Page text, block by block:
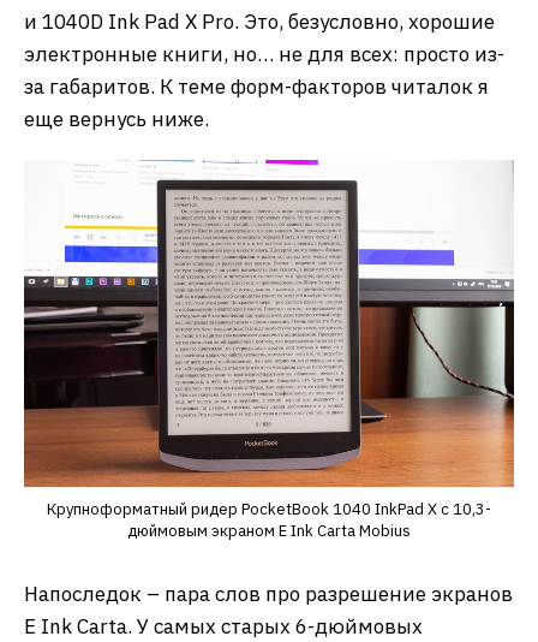
и 1040D Ink Pad X Pro. Это, безусловно, хорошие
электронные книги, но… не для всех: просто из-
за габаритов. К теме форм-факторов читалок я
еще вернусь ниже.
Крупноформатный ридер PocketBook 1040 InkPad X с 10,3-
дюймовым экраном E Ink Carta Mobius
Напоследок – пара слов про разрешение экранов
E Ink Carta. У самых старых 6-дюймовых